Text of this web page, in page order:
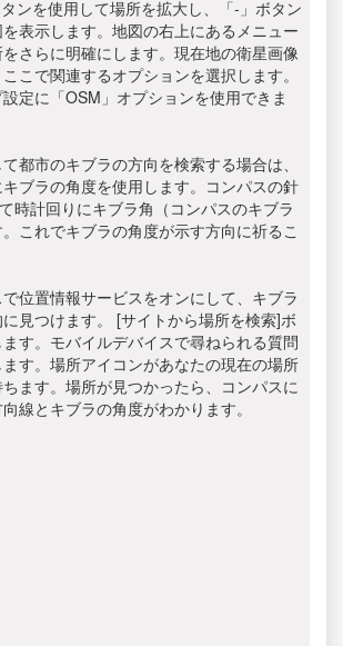
ンを使用して場所を拡大し、「-」ボタン
表示します。地図の右上にあるメニュー
さらに明確にします。現在地の衛星画像
こで関連するオプションを選択します。
定に「OSM」オプションを使用できま
都市のキブラの方向を検索する場合は、
ブラの角度を使用します。コンパスの針
時計回りにキブラ角（コンパスのキブラ
これでキブラの角度が示す方向に祈るこ
位置情報サービスをオンにして、キブラ
見つけます。 [サイトから場所を検索]ボ
す。モバイルデバイスで尋ねられる質問
す。場所アイコンがあなたの現在の場所
ます。場所が見つかったら、コンパスに
線とキブラの角度がわかります。